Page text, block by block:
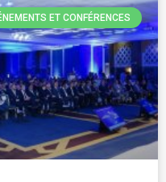
ET CONFÉRENCES